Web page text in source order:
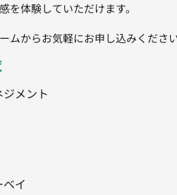
を体験していただけます。
ムからお気軽にお申し込みくださ
メント
イ